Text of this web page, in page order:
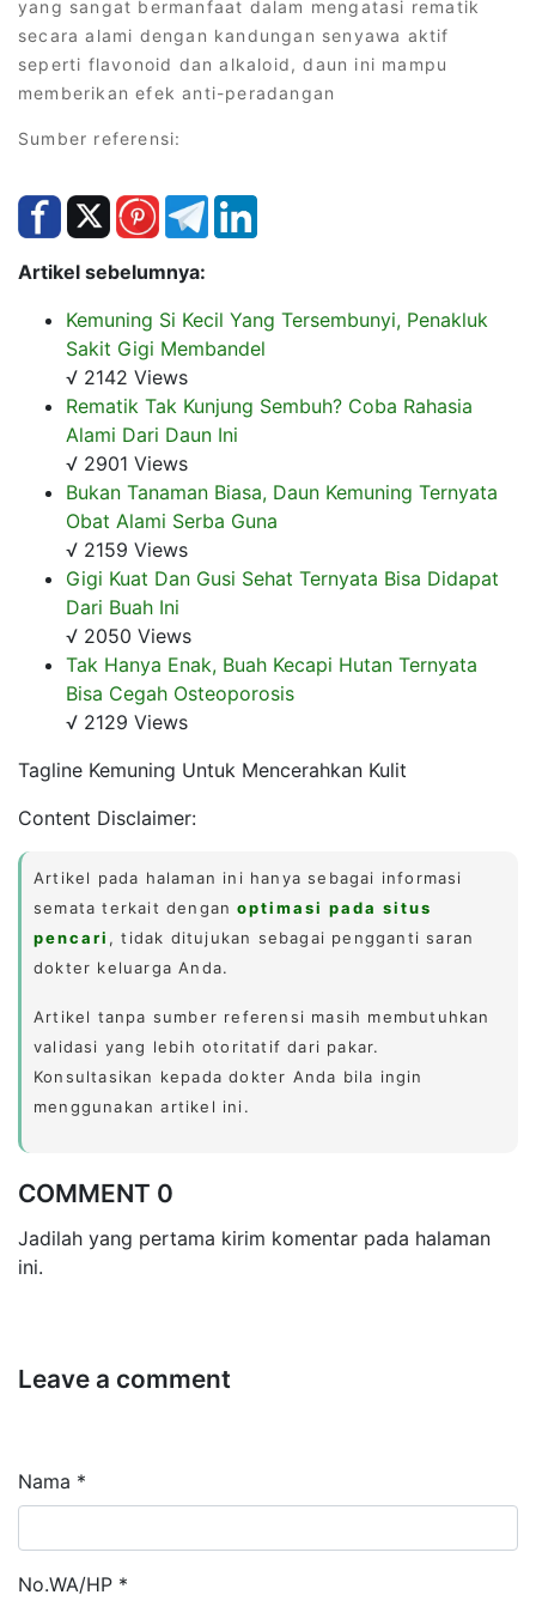
yang sangat bermanfaat dalam mengatasi rematik
secara alami dengan kandungan senyawa aktif
seperti flavonoid dan alkaloid, daun ini mampu
memberikan efek anti-peradangan
Sumber referensi:
Artikel sebelumnya:
Kemuning Si Kecil Yang Tersembunyi, Penakluk
Sakit Gigi Membandel
√ 2142 Views
Rematik Tak Kunjung Sembuh? Coba Rahasia
Alami Dari Daun Ini
√ 2901 Views
Bukan Tanaman Biasa, Daun Kemuning Ternyata
Obat Alami Serba Guna
√ 2159 Views
Gigi Kuat Dan Gusi Sehat Ternyata Bisa Didapat
Dari Buah Ini
√ 2050 Views
Tak Hanya Enak, Buah Kecapi Hutan Ternyata
Bisa Cegah Osteoporosis
√ 2129 Views
Tagline Kemuning Untuk Mencerahkan Kulit
Content Disclaimer:
Artikel pada halaman ini hanya sebagai informasi
semata terkait denganoptimasi pada situs
pencari , tidak ditujukan sebagai pengganti saran
dokter keluarga Anda.
Artikel tanpa sumber referensi masih membutuhkan
validasi yang lebih otoritatif dari pakar.
Konsultasikan kepada dokter Anda bila ingin
menggunakan artikel ini.
COMMENT 0
Jadilah yang pertama kirim komentar pada halaman
ini.
Leave a comment
Nama *
No.WA/HP *